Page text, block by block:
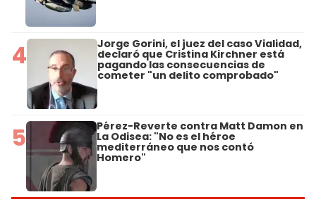
4 Jorge Gorini, el juez del caso Vialidad,
declaró que Cristina Kirchner está
pagando las consecuencias de
cometer "un delito comprobado"
5 Pérez-Reverte contra Matt Damon en
La Odisea: "No es el héroe
mediterráneo que nos contó
Homero"